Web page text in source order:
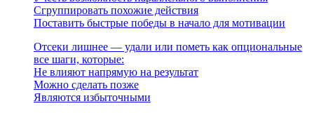
Сгруппировать похожие действия
Поставить быстрые победы в начало для мотивации
Отсеки лишнее — удали или пометь как опциональные
все шаги, которые:
Не влияют напрямую на результат
Можно сделать позже
Являются избыточными